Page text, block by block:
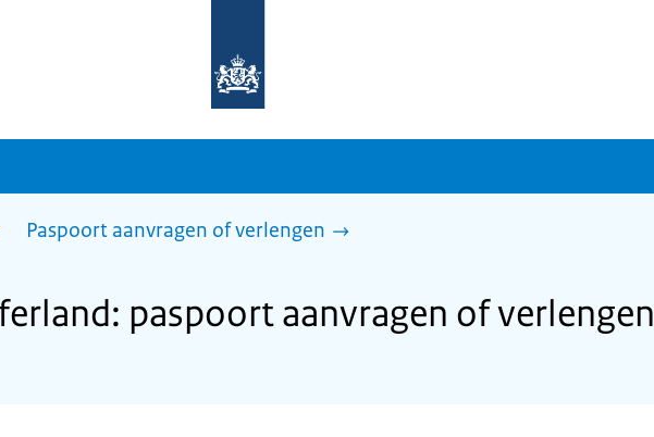
homepage
sdg.rijksoverheid.nl
Paspoort aanvragen of verlengen
paspoort aanvragen of verlengen